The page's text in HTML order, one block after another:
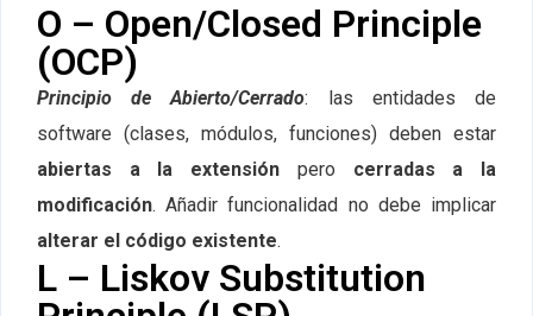
O – Open/Closed Principle
(OCP)
Principio de Abierto/Cerrado: las entidades de
software (clases, módulos, funciones) deben estar
abiertas a la extensión pero cerradas a la
modificación. Añadir funcionalidad no debe implicar
alterar el código existente.
L – Liskov Substitution